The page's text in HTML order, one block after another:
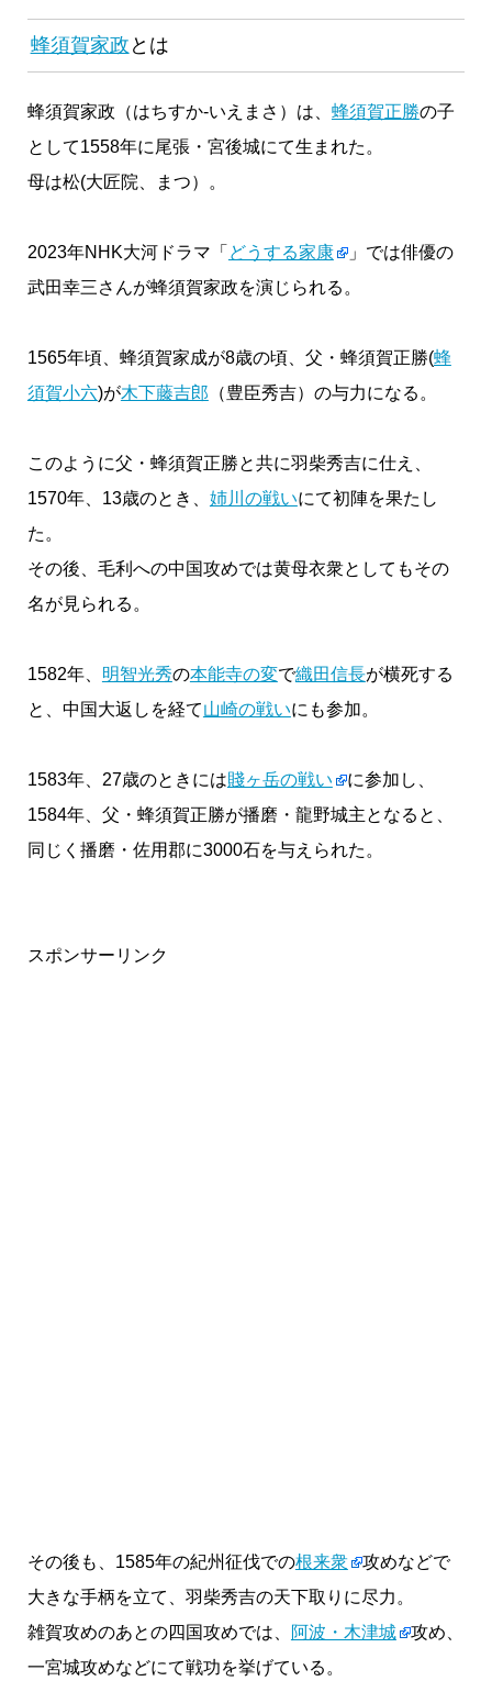
蜂須賀家政 とは
蜂須賀家政（はちすか-いえまさ）は、 蜂須賀正勝の子
として1558年に尾張・宮後城にて生まれた。
母は松(大匠院、まつ）。
2023年NHK大河ドラマ「 どうする家康
」では俳優の
武田幸三さんが蜂須賀家政を演じられる。
1565年頃、蜂須賀家成が8歳の頃、父・蜂須賀正勝(蜂
須賀小六)が木下藤吉郎 （豊臣秀吉）の与力になる。
このように父・蜂須賀正勝と共に羽柴秀吉に仕え、
1570年、13歳のとき、 姉川の戦いにて初陣を果たし
た。
その後、毛利への中国攻めでは黄母衣衆としてもその
名が見られる。
1582年、 明智光秀の本能寺の変で織田信長が横死する
と、中国大返しを経て山崎の戦いにも参加。
1583年、27歳のときには賤ヶ岳の戦い
に参加し、
1584年、父・蜂須賀正勝が播磨・龍野城主となると、
同じく播磨・佐用郡に3000石を与えられた。
スポンサーリンク
その後も、1585年の紀州征伐での根来衆
攻めなどで
大きな手柄を立て、羽柴秀吉の天下取りに尽力。
雑賀攻めのあとの四国攻めでは、
阿波・木津城
攻め、
一宮城攻めなどにて戦功を挙げている。